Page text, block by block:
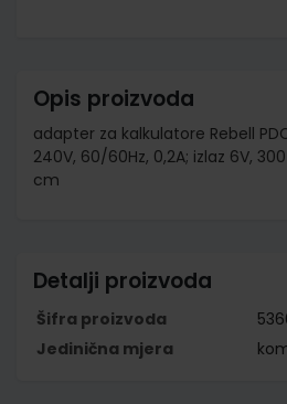
Opis proizvoda
adapter za kalkulatore Rebell
240V, 60/60Hz, 0,2A; izlaz 6V,
cm
Detalji proizvoda
Šifra proizvoda
Jedinična mjera